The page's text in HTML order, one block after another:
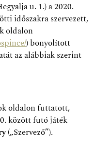
u. 1.) a 2020.
időszakra szervezett,
oldalon
) bonyolított
az alábbiak szerint
oldalon futtatott,
között futó játék
(„Szervező”).